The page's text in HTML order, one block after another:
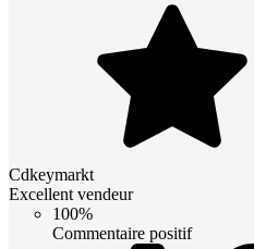
Cdkeymarkt
Excellent vendeur
100%
Commentaire positif